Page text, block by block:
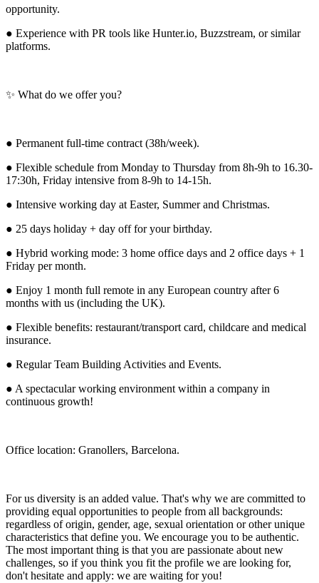
opportunity.
● Experience with PR tools like Hunter.io, Buzzstream, or similar
platforms.
✨ What do we offer you?
● Permanent full-time contract (38h/week).
● Flexible schedule from Monday to Thursday from 8h-9h to 16.30-
17:30h, Friday intensive from 8-9h to 14-15h.
● Intensive working day at Easter, Summer and Christmas.
● 25 days holiday + day off for your birthday.
● Hybrid working mode: 3 home office days and 2 office days + 1
Friday per month.
● Enjoy 1 month full remote in any European country after 6
months with us (including the UK).
● Flexible benefits: restaurant/transport card, childcare and medical
insurance.
● Regular Team Building Activities and Events.
● A spectacular working environment within a company in
continuous growth!
Office location: Granollers, Barcelona.
For us diversity is an added value. That's why we are committed to
providing equal opportunities to people from all backgrounds:
regardless of origin, gender, age, sexual orientation or other unique
characteristics that define you. We encourage you to be authentic.
The most important thing is that you are passionate about new
challenges, so if you think you fit the profile we are looking for,
don't hesitate and apply: we are waiting for you!